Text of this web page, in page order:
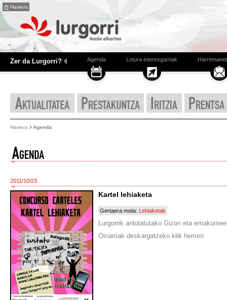
Hasiera
Zer da Lurgorri? Agenda Lotura interesgarriak
Hasiera Agenda
2011/10/23
Kartel lehiaketa
Gertaera mota: Lehiaketak
Lurgorrik antolatutako Gizon eta
Oinarriak deskargatzeko klik hemen